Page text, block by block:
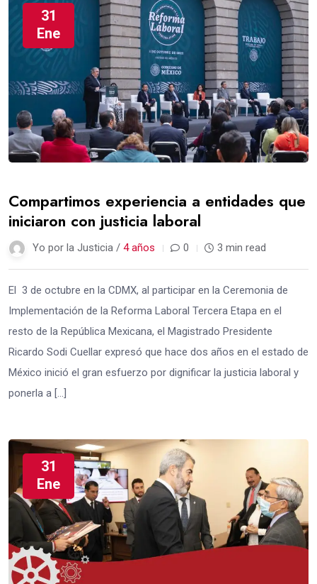
31
Ene
Compartimos experiencia a entidades que
iniciaron con justicia laboral
Yo por la Justicia / 4 años 0 3 min read
El 3 de octubre en la CDMX, al participar en la Ceremonia de
Implementación de la Reforma Laboral Tercera Etapa en el
resto de la República Mexicana, el Magistrado Presidente
Ricardo Sodi Cuellar expresó que hace dos años en el estado de
México inició el gran esfuerzo por dignificar la justicia laboral y
ponerla a […]
31
Ene